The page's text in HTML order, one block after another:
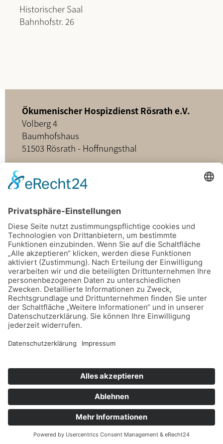
Historischer Saal
Bahnhofstr. 26
Ökumenischer Hospizdienst Rösrath e.V.
Volberg 4
Baumhofshaus
51503 Rösrath - Hoffnungsthal
02205 - 898349
buero@hospizdienst-roesrath.de
Home
Datenschutz
Impressum
Mitmachen
Satzung
Mitglied werden
Facebook
Instagram